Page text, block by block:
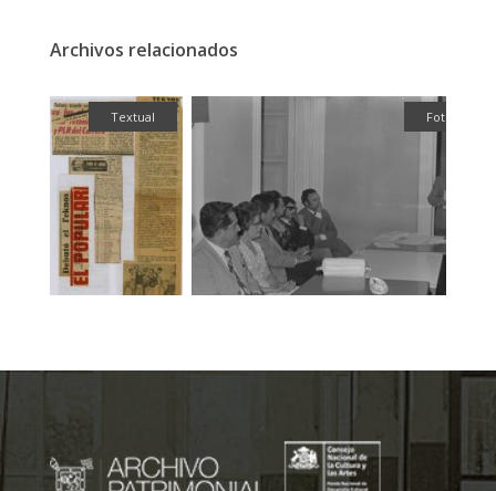
Archivos relacionados
Textual Fotografía